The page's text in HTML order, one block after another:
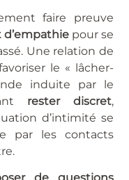
faire preuve
d’empathiepour se
Une relation de
le « lâcher-
induite par le
rester discret,
d’intimité se
par les contacts